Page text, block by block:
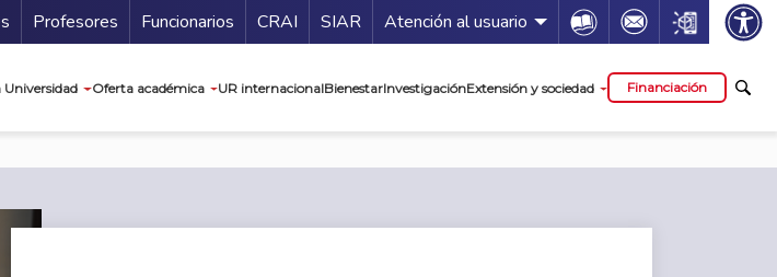
Profesores Funcionarios Guía de servicios
CRAI SIAR Atención al usuario Icon Icon Icon
Universidad Oferta académica UR internacionalBienestarInvestigaciónExtensión y sociedad Financiación